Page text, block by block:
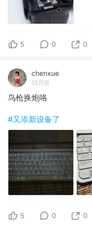
5 0 0
chenxue
12月前
鸟枪换炮咯
#又添新设备了
5 0 0